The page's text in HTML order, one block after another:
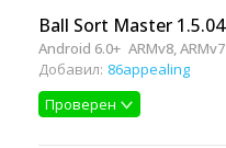
Ball Sort Master 1.5.04
Android 6.0+ ARMv8, ARMv7
Добавил: 86appealing
Проверен